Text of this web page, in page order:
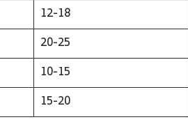
12-18
20-25
10-15
15-20